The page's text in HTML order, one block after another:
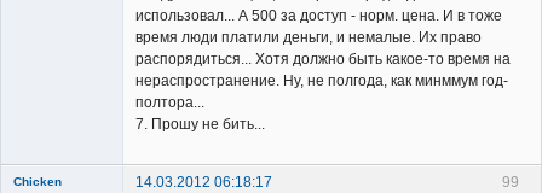
использовал... А 500 за доступ - норм. цена. И в тоже
время люди платили деньги, и немалые. Их право
распорядиться... Хотя должно быть какое-то время на
нераспространение. Ну, не полгода, как минммум год-
полтора...
7. Прошу не бить...
99
Chicken
14.03.2012 06:18:17